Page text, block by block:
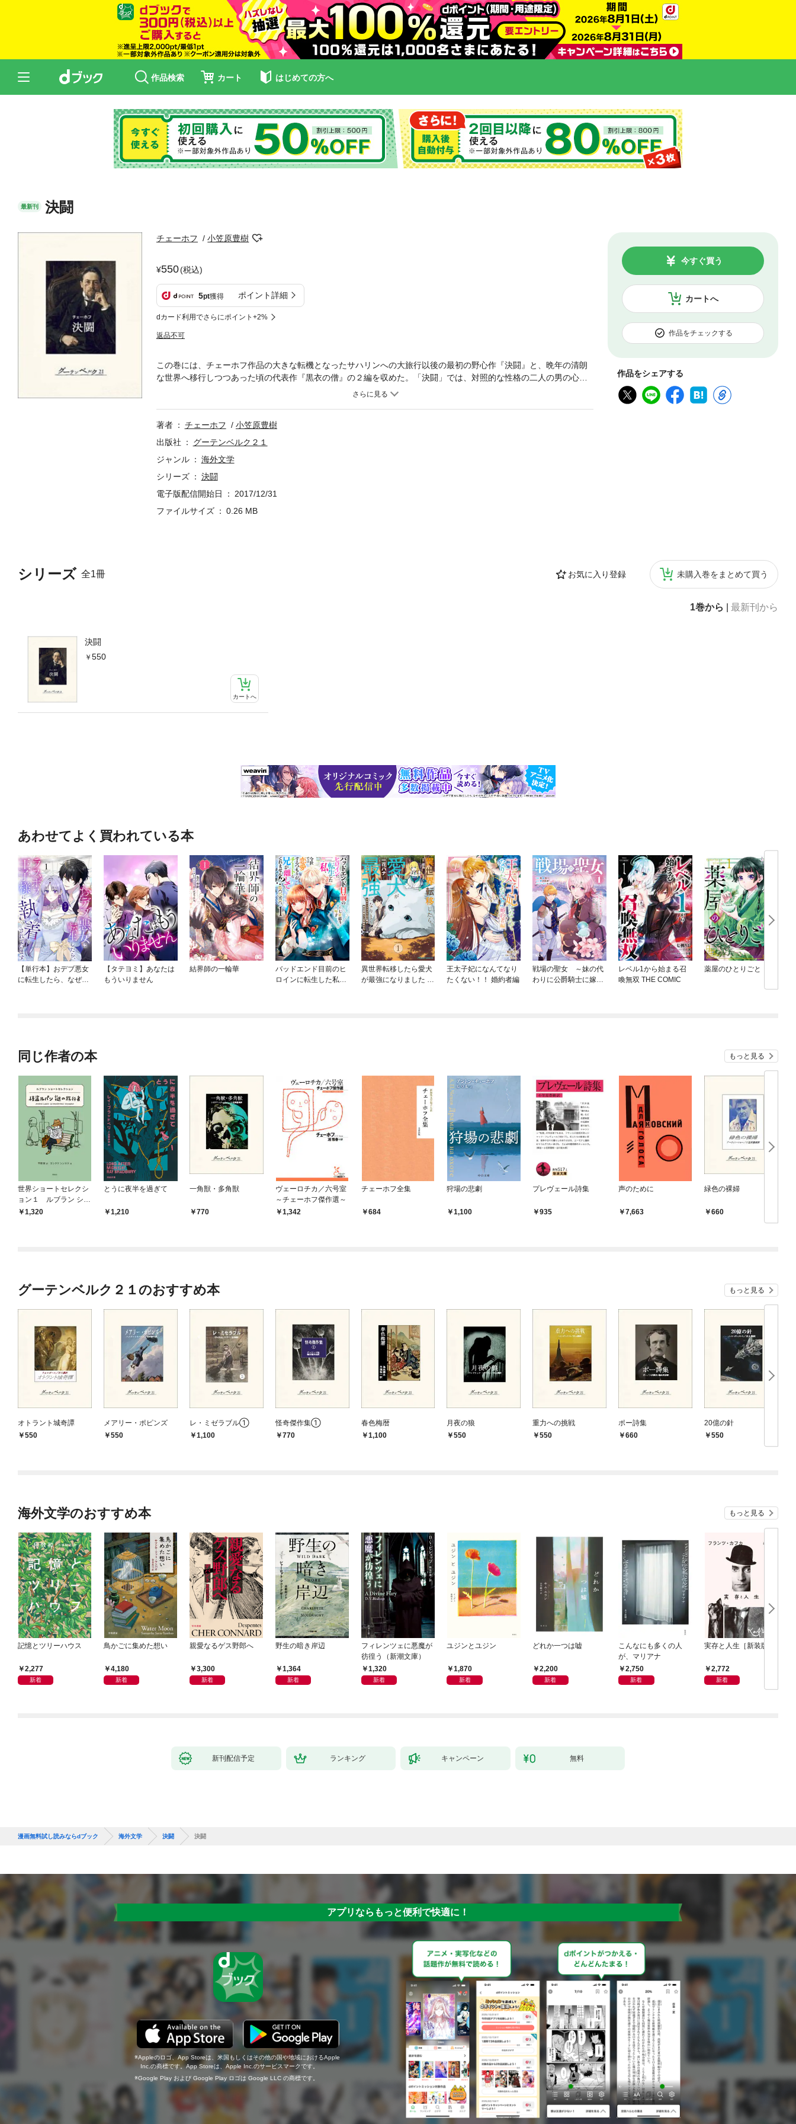
作品検索 カート はじめての方へ
最新刊 決闘
チェーホフ 小笠原豊樹
550(税込)
5pt獲得 ポイント詳細
dカード利用でさらにポイント+2%
返品不可
カートへ
今すぐ買う
作品をチェックする
作品をシェアする
シリーズ 全1冊 お気に入り登録 未購入巻をまとめて買う
1巻から 最新刊から
決闘
550
カートへ
この巻には、チェーホフ作品の大きな転機となったサハリンへの大旅行以後の最初の野心作『決闘』と、晩年の清朗
な世界へ移行しつつあった頃の代表作『黒衣の僧』の２編を収めた。「決闘」では、対照的な性格の二人の男の心の
著者 チェーホフ
小笠原豊樹
出版社
グーテンベルク２１
ジャンル
海外文学
シリーズ
決闘
電子版配信開始日
2017/12/31
ファイルサイズ
0.26 MB
あわせてよく買われている本
【単行本】おデブ悪女
に転生したら、なぜか
【タテヨミ】あなたは
もういりません
結界師の一輪華
バッドエンド目前のヒ
ロインに転生した私、
異世界転移したら愛犬
が最強になりました ～
王太子妃になんてなり
たくない！！ 婚約者編
戦場の聖女 ～妹の代
わりに公爵騎士に嫁ぐ
レベル1から始まる召
喚無双 THE COMIC
薬屋のひとりごと
同じ作者の本 もっと見る
世界ショートセレクシ
ョン１ ルブラン ショ
ートセレクション 怪
1,320
とうに夜半を過ぎて
1,210
一角獣・多角獣
770
ヴェーロチカ／六号室
～チェーホフ傑作選～
1,342
チェーホフ全集
684
狩場の悲劇
1,100
プレヴェール詩集
935
声のために
7,663
緑色の裸婦
660
グーテンベルク２１のおすすめ本 もっと見る
オトラント城奇譚
550
メアリー・ポピンズ
550
レ・ミゼラブル①
1,100
怪奇傑作集①
770
春色梅暦
1,100
月夜の狼
550
重力への挑戦
550
ポー詩集
660
20億の針
550
海外文学のおすすめ本 もっと見る
記憶とツリーハウス
2,277
新着
鳥かごに集めた想い
4,180
新着
親愛なるゲス野郎へ
3,300
新着
野生の暗き岸辺
1,364
新着
フィレンツェに悪魔が
彷徨う（新潮文庫）
1,320
新着
ユジンとユジン
1,870
新着
どれか一つは嘘
2,200
新着
こんなにも多くの人
が、マリアナ
2,750
新着
実存と人生［新装版］
2,772
新着
新刊配信予定 ランキング キャンペーン 無料
漫画無料試し読みならdブック 海外文学 決闘 決闘
アプリならもっと便利で快適に！
Appleのロゴ、App Storeは、米国もしくはその他の国や地域におけるApple
Inc.の商標です。App Storeは、Apple Inc.のサービスマークです。
Google Play および Google Play ロゴは Google LLC の商標です。